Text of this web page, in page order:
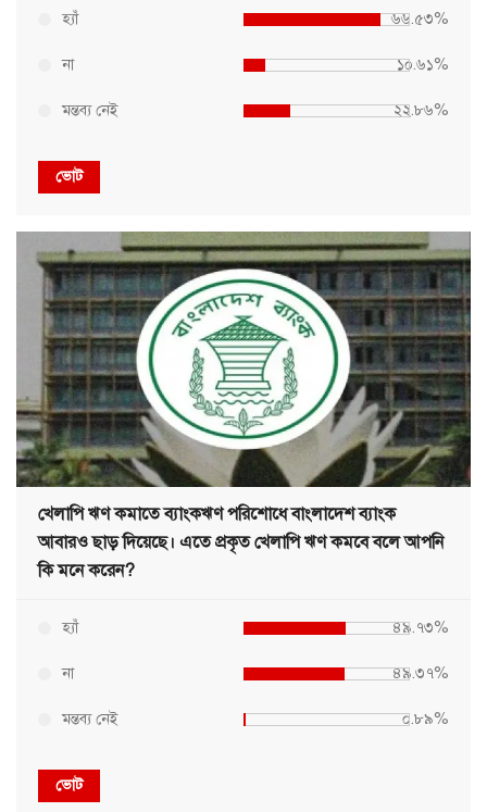
হ্যাঁ ৬৬.৫৩%
না ১০.৬১%
মন্তব্য নেই ২২.৮৬%
ভোট
খেলাপি ঋণ কমাতে ব্যাংকঋণ পরিশোধে বাংলাদেশ ব্যাংক
আবারও ছাড় দিয়েছে। এতে প্রকৃত খেলাপি ঋণ কমবে বলে আপনি
কি মনে করেন?
হ্যাঁ ৪৯.৭৩%
না ৪৯.৩৭%
মন্তব্য নেই ০.৮৯%
ভোট